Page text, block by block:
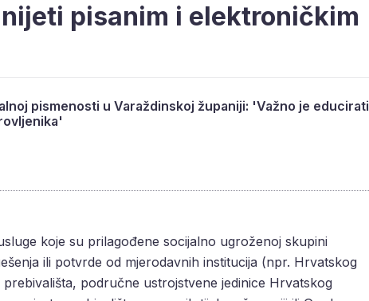
pisanim i elektroničkim
pismenosti u Varaždinskoj županiji: 'Važno je educirati
koje su prilagođene socijalno ugroženoj skupini
ili potvrde od mjerodavnih institucija (npr. Hrvatskog
područne ustrojstvene jedinice Hrvatskog